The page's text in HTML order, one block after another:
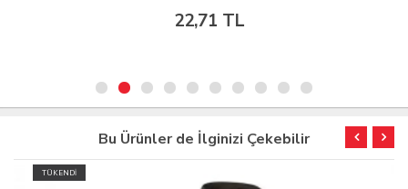
22,71 TL
Bu Ürünler de İlginizi Çekebilir
TÜKENDİ